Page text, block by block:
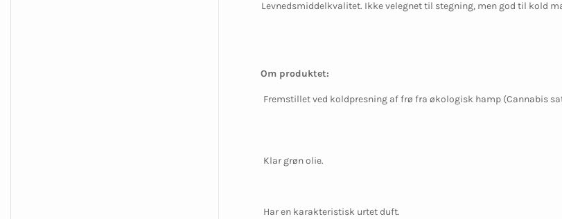
Levnedsmiddelkvalitet. Ikke velegnet til stegning, men god til kold
Om produktet:
Fremstillet ved koldpresning af frø fra økologisk hamp (Cannabis
Klar grøn olie.
Har en karakteristisk urtet duft.